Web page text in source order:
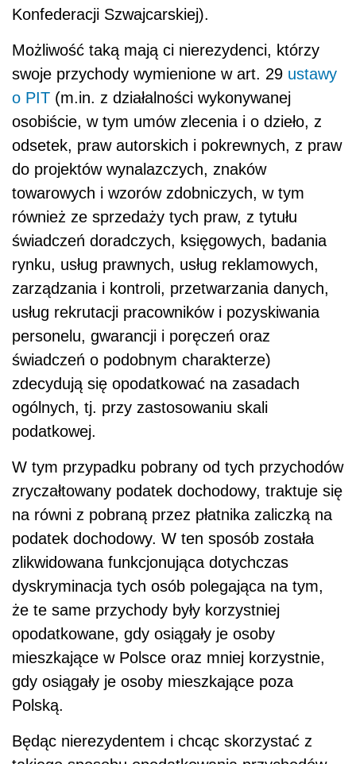
Konfederacji Szwajcarskiej).
Możliwość taką mają ci nierezydenci, którzy
swoje przychody wymienione w art. 29 ustawy
o PIT (m.in. z działalności wykonywanej
osobiście, w tym umów zlecenia i o dzieło, z
odsetek, praw autorskich i pokrewnych, z praw
do projektów wynalazczych, znaków
towarowych i wzorów zdobniczych, w tym
również ze sprzedaży tych praw, z tytułu
świadczeń doradczych, księgowych, badania
rynku, usług prawnych, usług reklamowych,
zarządzania i kontroli, przetwarzania danych,
usług rekrutacji pracowników i pozyskiwania
personelu, gwarancji i poręczeń oraz
świadczeń o podobnym charakterze)
zdecydują się opodatkować na zasadach
ogólnych, tj. przy zastosowaniu skali
podatkowej.
W tym przypadku pobrany od tych przychodów
zryczałtowany podatek dochodowy, traktuje się
na równi z pobraną przez płatnika zaliczką na
podatek dochodowy. W ten sposób została
zlikwidowana funkcjonująca dotychczas
dyskryminacja tych osób polegająca na tym,
że te same przychody były korzystniej
opodatkowane, gdy osiągały je osoby
mieszkające w Polsce oraz mniej korzystnie,
gdy osiągały je osoby mieszkające poza
Polską.
Będąc nierezydentem i chcąc skorzystać z